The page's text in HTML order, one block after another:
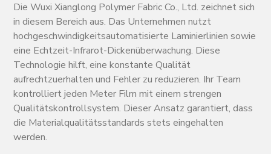
Die Wuxi Xianglong Polymer Fabric Co., Ltd. zeichnet sich
in diesem Bereich aus. Das Unternehmen nutzt
hochgeschwindigkeitsautomatisierte Laminierlinien sowie
eine Echtzeit-Infrarot-Dickenüberwachung. Diese
Technologie hilft, eine konstante Qualität
aufrechtzuerhalten und Fehler zu reduzieren. Ihr Team
kontrolliert jeden Meter Film mit einem strengen
Qualitätskontrollsystem. Dieser Ansatz garantiert, dass
die Materialqualitätsstandards stets eingehalten
werden.